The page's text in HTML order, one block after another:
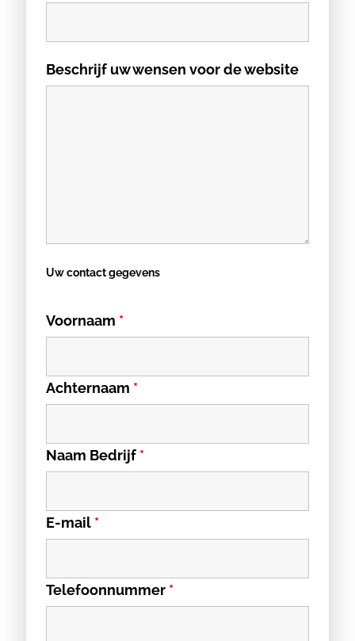
Beschrijf uw wensen voor de website
Uw contact gegevens
Voornaam *
Achternaam *
Naam Bedrijf *
E-mail *
Telefoonnummer *